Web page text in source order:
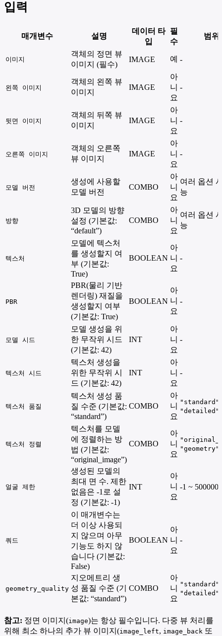
입력
매개변수 설명
데이터 타
입
필
수
범위
이미지
객체의 정면 뷰
이미지 (필수)
IMAGE 예 -
왼쪽 이미지
객체의 왼쪽 뷰
이미지
IMAGE
아
니
요
-
뒷면 이미지
객체의 뒤쪽 뷰
이미지
IMAGE
아
니
요
-
오른쪽 이미지
객체의 오른쪽
뷰 이미지
IMAGE
아
니
요
-
모델 버전
생성에 사용할
모델 버전
COMBO
아
니
요
여러 옵션
능
방향
3D 모델의 방향
설정 (기본값:
“default”)
COMBO
아
니
요
여러 옵션
능
텍스처
모델에 텍스처
를 생성할지 여
부 (기본값:
True)
BOOLEAN
아
니
요
-
PBR
PBR(물리 기반
렌더링) 재질을
생성할지 여부
(기본값: True)
BOOLEAN
아
니
요
-
모델 시드
모델 생성을 위
한 무작위 시드
(기본값: 42)
INT
아
니
요
-
텍스처 시드
텍스처 생성을
위한 무작위 시
드 (기본값: 42)
INT
아
니
요
-
텍스처 품질
텍스처 생성 품
질 수준 (기본값:
“standard”)
COMBO
아
니
요
"standard"
"detailed"
텍스처 정렬
텍스처를 모델
에 정렬하는 방
법 (기본값:
“original_image”)
COMBO
아
니
요
"geometry"
얼굴 제한
생성된 모델의
최대 면 수. 제한
없음은 -1로 설
정 (기본값: -1)
INT
아
니
요
-1 ~ 500000
쿼드
이 매개변수는
더 이상 사용되
지 않으며 아무
기능도 하지 않
습니다 (기본값:
False)
BOOLEAN
아
니
요
-
geometry_quality
지오메트리 생
성 품질 수준 (기
본값: “standard”)
COMBO
아
니
요
"standard"
"detailed"
참고: 정면 이미지(image)는 항상 필수입니다. 다중 뷰 처리를
위해 최소 하나의 추가 뷰 이미지(image_left, image_back 또